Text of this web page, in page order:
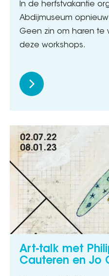
In de herfstvakantie
Abdijmuseum
Geen zin om haren te
deze workshops.
Art-talk met
Cauteren en Jo